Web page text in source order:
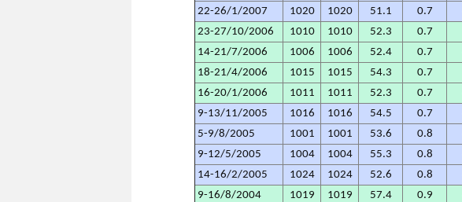
22-26/1/2007
1020 1020 51.1 0.7
23-27/10/2006
1010 1010 52.3 0.7
14-21/7/2006
1006 1006 52.4 0.7
18-21/4/2006
1015 1015 54.3 0.7
16-20/1/2006
1011 1011 52.3 0.7
9-13/11/2005
1016 1016 54.5 0.7
5-9/8/2005
1001 1001 53.6 0.8
9-12/5/2005
1004 1004 55.3 0.8
14-16/2/2005
1024 1024 52.6 0.8
9-16/8/2004
1019 1019 57.4 0.9